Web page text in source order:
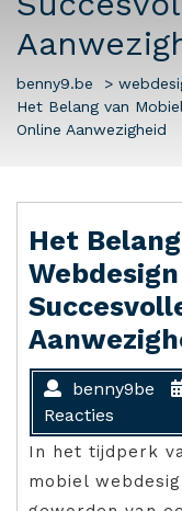
benny9.be >
Het Belang van
Online Aanwezigheid
Het
benny9be
Reacties
In het tijdperk
mobiel